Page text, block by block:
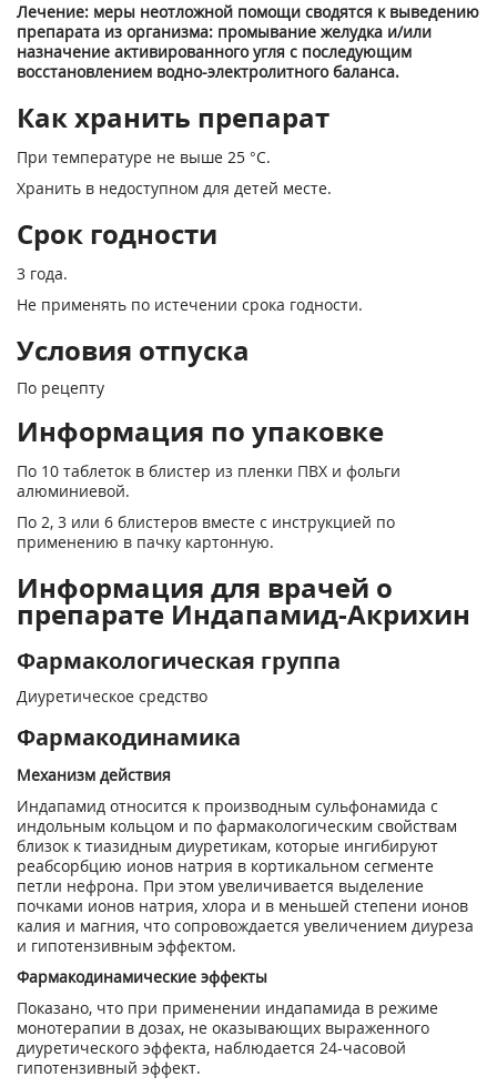
Лечение: меры неотложной помощи сводятся к выведению
препарата из организма: промывание желудка и/или
назначение активированного угля с последующим
восстановлением водно-электролитного баланса.
Как хранить препарат
При температуре не выше 25 °С.
Хранить в недоступном для детей месте.
Срок годности
3 года.
Не применять по истечении срока годности.
Условия отпуска
По рецепту
Информация по упаковке
По 10 таблеток в блистер из пленки ПВХ и фольги
алюминиевой.
По 2, 3 или 6 блистеров вместе с инструкцией по
применению в пачку картонную.
Информация для врачей о
препарате Индапамид-Акрихин
Фармакологическая группа
Диуретическое средство
Фармакодинамика
Механизм действия
Индапамид относится к производным сульфонамида с
индольным кольцом и по фармакологическим свойствам
близок к тиазидным диуретикам, которые ингибируют
реабсорбцию ионов натрия в кортикальном сегменте
петли нефрона. При этом увеличивается выделение
почками ионов натрия, хлора и в меньшей степени ионов
калия и магния, что сопровождается увеличением диуреза
и гипотензивным эффектом.
Фармакодинамические эффекты
Показано, что при применении индапамида в режиме
монотерапии в дозах, не оказывающих выраженного
диуретического эффекта, наблюдается 24-часовой
гипотензивный эффект.